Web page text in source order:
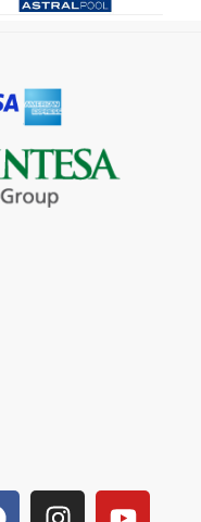
Instagram
Viber
Pinterest